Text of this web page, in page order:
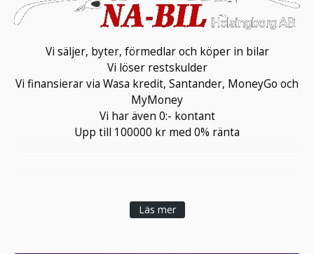
Vi säljer, byter, förmedlar och köper in bilar
Vi löser restskulder
Vi finansierar via Wasa kredit, Santander, MoneyGo och
MyMoney
Vi har även 0:- kontant
Upp till 100000 kr med 0% ränta
Läs mer